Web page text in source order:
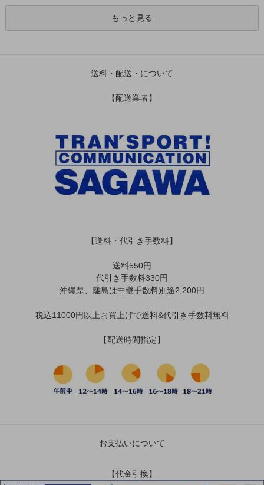
もっと見る
送料・配送・について
【配送業者】
【送料・代引き手数料】
送料550円
代引き手数料330円
沖縄県、離島は中継手数料別途2,200円
税込11000円以上お買上げで送料&代引き手数料無料
【配送時間指定】
お支払いについて
【代金引換】